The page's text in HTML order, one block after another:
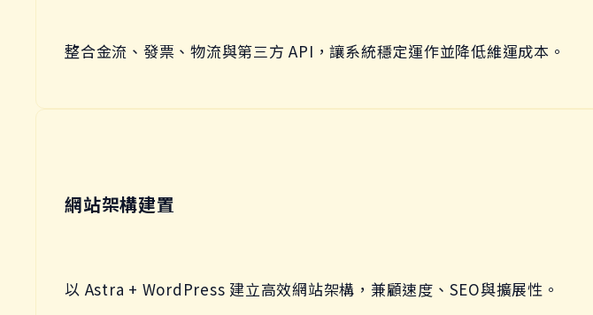
整合金流、發票、物流與第三方 API，讓系統穩定運作並降低維運成本。
網站架構建置
以 Astra + WordPress 建立高效網站架構，兼顧速度、SEO與擴展性。